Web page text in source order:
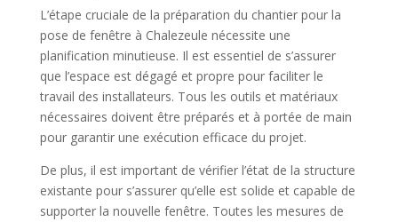
L’étape cruciale de la préparation du chantier pour la
pose de fenêtre à Chalezeule nécessite une
planification minutieuse. Il est essentiel de s’assurer
que l’espace est dégagé et propre pour faciliter le
travail des installateurs. Tous les outils et matériaux
nécessaires doivent être préparés et à portée de main
pour garantir une exécution efficace du projet.
De plus, il est important de vérifier l’état de la structure
existante pour s’assurer qu’elle est solide et capable de
supporter la nouvelle fenêtre. Toutes les mesures de